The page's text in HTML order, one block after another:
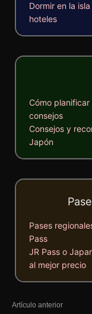
Dormir en la
hoteles
Cómo
consejos
Consejos y
Japón
Pases
Pass
JR Pass o
al mejor precio
Artículo anterior